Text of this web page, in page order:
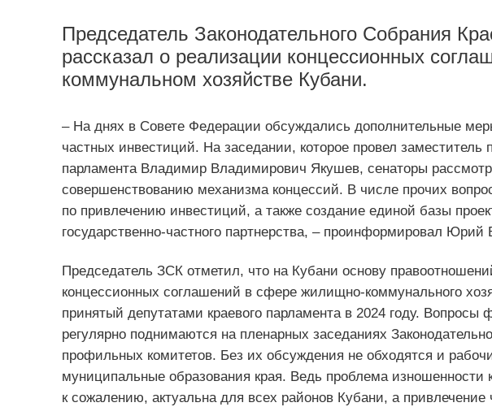
Председатель Законодательного Собрания
рассказал о реализации концессионных
коммунальном хозяйстве Кубани.
– На днях в Совете Федерации обсуждались дополнительные
частных инвестиций. На заседании, которое провел заместитель
парламента Владимир Владимирович Якушев, сенаторы
совершенствованию механизма концессий. В числе прочих
по привлечению инвестиций, а также создание единой базы
государственно-частного партнерства, – проинформировал Юрий
Председатель ЗСК отметил, что на Кубани основу
концессионных соглашений в сфере жилищно-коммунального
принятый депутатами краевого парламента в 2024 году.
регулярно поднимаются на пленарных заседаниях
профильных комитетов. Без их обсуждения не обходятся и
муниципальные образования края. Ведь проблема изношенности
к сожалению, актуальна для всех районов Кубани, а